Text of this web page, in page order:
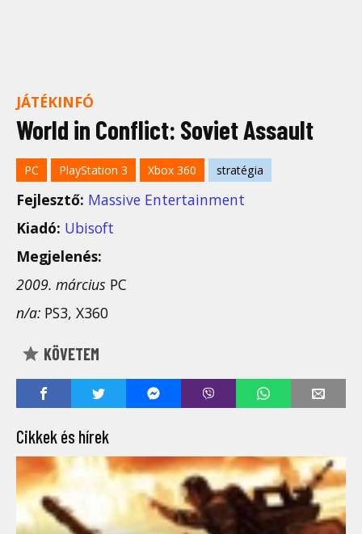
JÁTÉKINFÓ
World in Conflict: Soviet Assault
PC PlayStation 3 Xbox 360 stratégia
Fejlesztő: Massive Entertainment
Kiadó: Ubisoft
Megjelenés:
2009. március PC
n/a: PS3, X360
KÖVETEM
Cikkek és hírek